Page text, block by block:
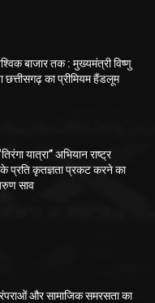
बाजार तक : मुख्यमंत्री विष्णु
छत्तीसगढ़ का प्रीमियम हैंडलूम
यात्रा” अभियान राष्ट्र
के प्रति कृतज्ञता प्रकट करने का
साव
और सामाजिक समरसता का